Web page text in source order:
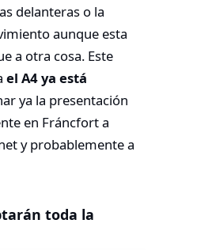
delanteras o la
aunque esta
a otra cosa. Este
el A4 ya está
ya la presentación
en Fráncfort a
y probablemente a
toda la